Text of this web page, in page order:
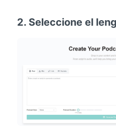
2. Seleccione el